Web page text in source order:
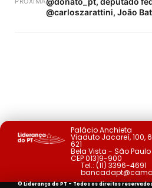
@carloszarattini, João
Palácio Anchieta
Viaduto Jacareí, 100,
621
Bela Vista - São Paulo
CEP 01319-900
Tel.: (11) 3396-4691
© Liderança do PT - Todos os direitos